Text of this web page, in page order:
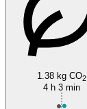
1.38 kg CO2
4 h 3 min